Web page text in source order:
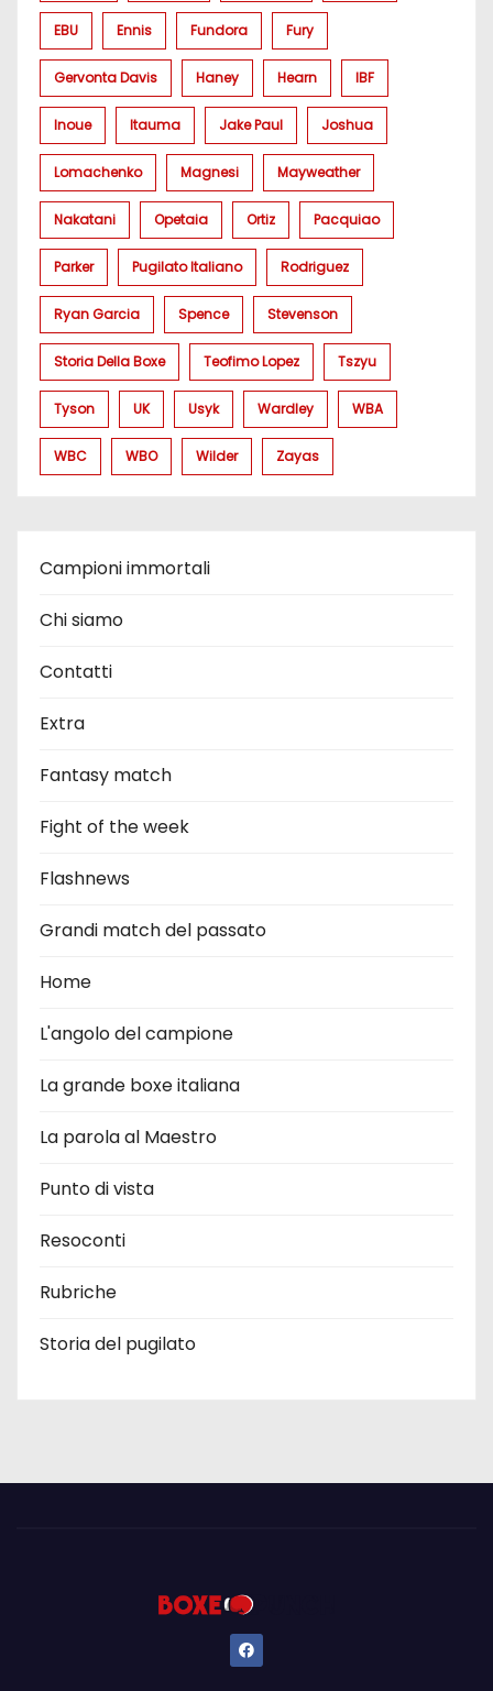
EBU Ennis Fundora Fury
Gervonta Davis Haney Hearn IBF
Inoue Itauma Jake Paul Joshua
Lomachenko Magnesi Mayweather
Nakatani Opetaia Ortiz Pacquiao
Parker Pugilato Italiano Rodriguez
Ryan Garcia Spence Stevenson
Storia Della Boxe Teofimo Lopez Tszyu
Tyson UK Usyk Wardley WBA
WBC WBO Wilder Zayas
Campioni immortali
Chi siamo
Contatti
Extra
Fantasy match
Fight of the week
Flashnews
Grandi match del passato
Home
L'angolo del campione
La grande boxe italiana
La parola al Maestro
Punto di vista
Resoconti
Rubriche
Storia del pugilato